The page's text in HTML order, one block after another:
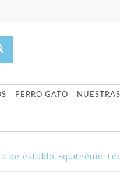
PERRO GATO
de establo Equithème